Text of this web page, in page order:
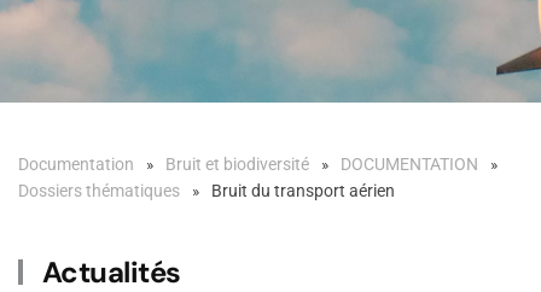
Documentation Bruit et biodiversité
DOCUMENTATION
Dossiers thématiques
Bruit du transport aérien
Actualités